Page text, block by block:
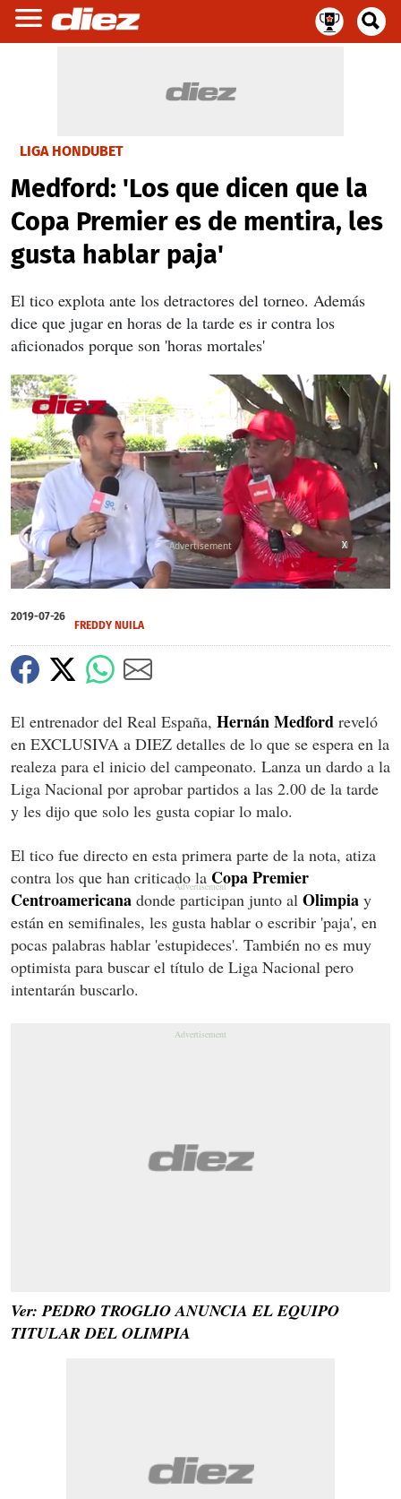
LIGA HONDUBET
Medford: 'Los que dicen que la
Copa Premier es de mentira, les
gusta hablar paja'
El tico explota ante los detractores del torneo. Además
dice que jugar en horas de la tarde es ir contra los
aficionados porque son 'horas mortales'
seconds
of
seconds
X
X
2019-07-26
FREDDY NUILA
El entrenador del Real España, Hernán Medford reveló
en EXCLUSIVA a DIEZ detalles de lo que se espera en la
realeza para el inicio del campeonato. Lanza un dardo a la
Liga Nacional por aprobar partidos a las 2.00 de la tarde
y les dijo que solo les gusta copiar lo malo.
El tico fue directo en esta primera parte de la nota, atiza
contra los que han criticado la Copa Premier
Centroamericana donde participan junto al Olimpia y
están en semifinales, les gusta hablar o escribir 'paja', en
pocas palabras hablar 'estupideces'. También no es muy
optimista para buscar el título de Liga Nacional pero
intentarán buscarlo.
Ver: PEDRO TROGLIO ANUNCIA EL EQUIPO
TITULAR DEL OLIMPIA